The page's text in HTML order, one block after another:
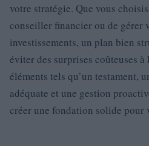
votre stratégie. Que vous
conseiller financier ou de gérer
investissements, un plan bien
éviter des surprises coûteuses
éléments tels qu’un testament,
adéquate et une gestion
créer une fondation solide pour